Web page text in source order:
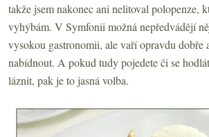
takže jsem nakonec ani nelitoval polopenze,
vyhýbám. V Symfonii možná nepředvádějí
vysokou gastronomii, ale vaří opravdu dobře
nabídnout. A pokud tudy pojedete či se
láznit, pak je to jasná volba.